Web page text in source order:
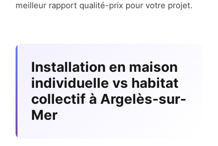
meilleur rapport qualité-prix pour votre projet.
Installation en maison
individuelle vs habitat
collectif à Argelès-sur-
Mer